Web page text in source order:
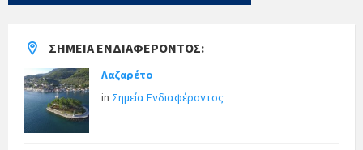
ΣΗΜΕΊΑ ΕΝΔΙΑΦΈΡΟΝΤΟΣ:
Λαζαρέτο
in Σημεία Ενδιαφέροντος